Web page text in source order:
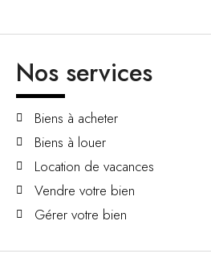
Nos services
Biens à acheter
Biens à louer
Location de vacances
Vendre votre bien
Gérer votre bien